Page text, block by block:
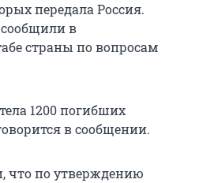
передала Россия.
в
страны по вопросам
1200 погибших
в сообщении.
что по утверждению